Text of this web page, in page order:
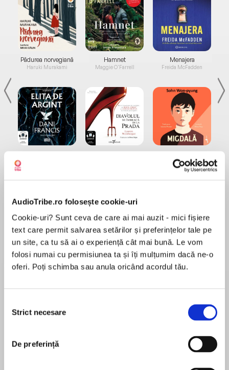
AudioTribe.ro folosește cookie-uri
Cookie-uri? Sunt ceva de care ai mai auzit - mici fișiere
text care permit salvarea setărilor și preferințelor tale pe
un site, ca tu să ai o experiență cât mai bună. Le vom
folosi numai cu permisiunea ta și îți mulțumim dacă ne-o
oferi. Poți schimba sau anula oricând acordul tău.
consimțământului
Strict necesare
De preferință
Pădurea norvegiană
Haruki Murakami
Hamnet
Maggie O'Farrell
Menajera
Freida McFadden
Sohn Won-pyung
Despre carte
These classic children’s tales are now available
for the first time as a digital download,
performed by Roger McGough and Juliet
Stevenson.
together, with music. The stories are:
Papa, Please Get the Moon for Me
În acest moment nu există recenzii